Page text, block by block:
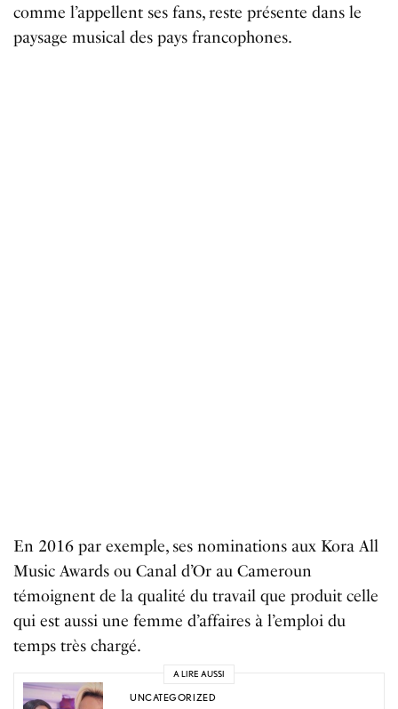
comme l’appellent ses fans, reste présente dans le
paysage musical des pays francophones.
En 2016 par exemple, ses nominations aux Kora All
Music Awards ou Canal d’Or au Cameroun
témoignent de la qualité du travail que produit celle
qui est aussi une femme d’affaires à l’emploi du
temps très chargé.
A LIRE AUSSI
UNCATEGORIZED